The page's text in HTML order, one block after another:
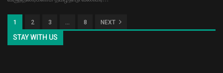
1 2 3 8 NEXT
STAY WITH US